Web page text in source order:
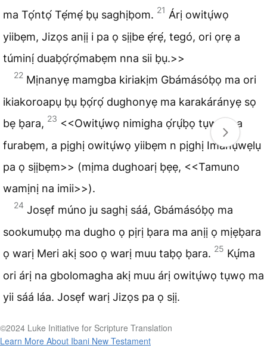
ma Tọ́ntọ́ Tẹ́mẹ́ ḅụ saghịḅom. 21 Árị owitụ́wọ
yiibẹm, Jizọs anịị i pa ọ sịịbe ẹ́rẹ́, tegó, ori ọrẹ a
túminị́ duaḅọ́rọ́mabẹm nna sii ḅụ.>>
22 Mịnanyẹ mamgba kiriakịm Gbámásóḅọ ma ori
ikiakoroapụ ḅụ ḅọ́rọ́ dughonyẹ ma karakárányẹ sọ
bẹ ḅara, 23 <<Owitụ́wọ nimigha ọ́rụ́ḅọ tụwọ ma
furabẹm, a pịghị owitụ́wọ yiibẹm n pịghị Imanụwẹlụ
pa ọ sịịbẹm>> (mịma dughoarị ḅẹẹ, <<Tamuno
wamịnị na imii>>).
24 Josẹf múno ju saghị sáá, Gbámásóḅọ ma
sookumuḅọ ma dugho ọ pịrị ḅara ma anịị ọ mịẹḅara
ọ warị Meri akị soo ọ warị muu taḅọ ḅara. 25 Kụ́ma
ori árị na gbolomagha akị muu árị owitụ́wọ tụwọ ma
yii sáá láa. Josẹf warị Jizọs pa ọ sịị.
©2024 Luke Initiative for Scripture Translation
Learn More About Ibani New Testament